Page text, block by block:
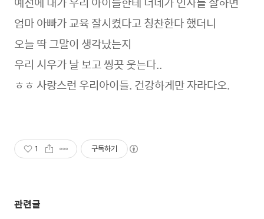
엄마 아빠가 교육 잘시켰다고 칭찬한다 했더니
오늘 딱 그말이 생각났는지
우리 시우가 날 보고 씽끗 웃는다..
ㅎㅎ 사랑스런 우리아이들. 건강하게만 자라다오.
1 구독하기
관련글